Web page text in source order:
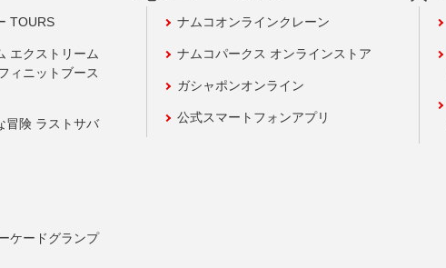
TOURS
エクストリーム
ィニットブース
冒険 ラストサバ
ケードグランプ
ナムコオンラインクレーン
ナムコパークス オンラインストア
ガシャポンオンライン
公式スマートフォンアプリ